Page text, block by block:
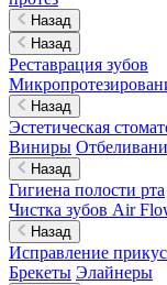
Назад
Назад
Реставрация зубов
Назад
Эстетическая
Виниры
Назад
Гигиена полости рта
Чистка зубов Air
Назад
Исправление
Брекеты Элайнеры